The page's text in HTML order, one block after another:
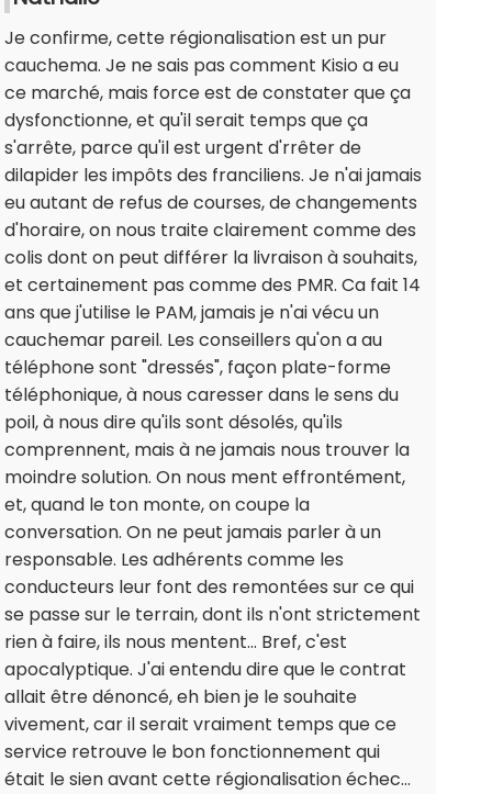
Je confirme, cette régionalisation est un pur
cauchema. Je ne sais pas comment Kisio a eu
ce marché, mais force est de constater que ça
dysfonctionne, et qu'il serait temps que ça
s'arrête, parce qu'il est urgent d'rrêter de
dilapider les impôts des franciliens. Je n'ai jamais
eu autant de refus de courses, de changements
d'horaire, on nous traite clairement comme des
colis dont on peut différer la livraison à souhaits,
et certainement pas comme des PMR. Ca fait 14
ans que j'utilise le PAM, jamais je n'ai vécu un
cauchemar pareil. Les conseillers qu'on a au
téléphone sont "dressés", façon plate-forme
téléphonique, à nous caresser dans le sens du
poil, à nous dire qu'ils sont désolés, qu'ils
comprennent, mais à ne jamais nous trouver la
moindre solution. On nous ment effrontément,
et, quand le ton monte, on coupe la
conversation. On ne peut jamais parler à un
responsable. Les adhérents comme les
conducteurs leur font des remontées sur ce qui
se passe sur le terrain, dont ils n'ont strictement
rien à faire, ils nous mentent... Bref, c'est
apocalyptique. J'ai entendu dire que le contrat
allait être dénoncé, eh bien je le souhaite
vivement, car il serait vraiment temps que ce
service retrouve le bon fonctionnement qui
était le sien avant cette régionalisation échec...